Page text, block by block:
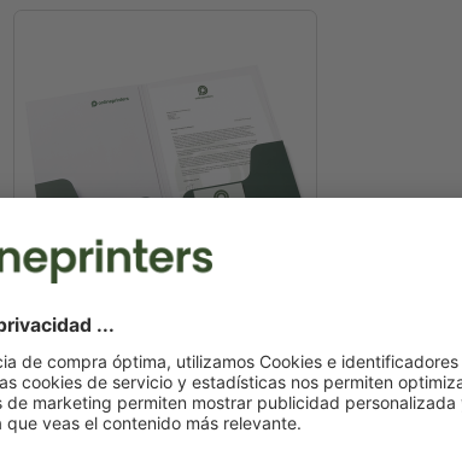
dos solapas
22,0 x 30,5 cm